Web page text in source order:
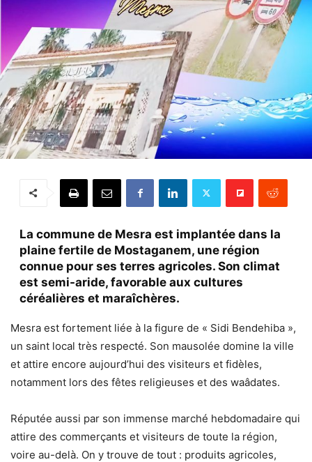
La commune de Mesra est implantée dans la
plaine fertile de Mostaganem, une région
connue pour ses terres agricoles. Son climat
est semi-aride, favorable aux cultures
céréalières et maraîchères.
Mesra est fortement liée à la figure de « Sidi Bendehiba »,
un saint local très respecté. Son mausolée domine la ville
et attire encore aujourd’hui des visiteurs et fidèles,
notamment lors des fêtes religieuses et des waâdates.
Réputée aussi par son immense marché hebdomadaire qui
attire des commerçants et visiteurs de toute la région,
voire au-delà. On y trouve de tout : produits agricoles,